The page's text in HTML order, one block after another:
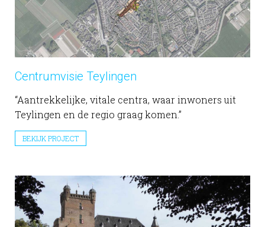
Centrumvisie Teylingen
“Aantrekkelijke, vitale centra, waar inwoners uit
Teylingen en de regio graag komen.”
BEKIJK PROJECT